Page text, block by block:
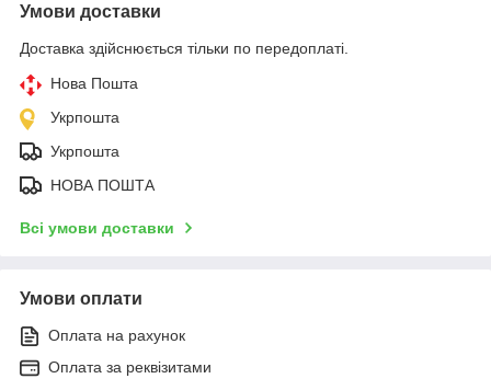
Умови доставки
Доставка здійснюється тільки по передоплаті.
Нова Пошта
Укрпошта
Укрпошта
НОВА ПОШТА
Всі умови доставки
Умови оплати
Оплата на рахунок
Оплата за реквізитами